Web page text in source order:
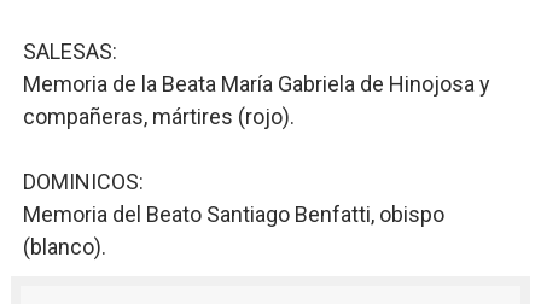
SALESAS:
Memoria de la Beata María Gabriela de Hinojosa y
compañeras, mártires (rojo).
DOMINICOS:
Memoria del Beato Santiago Benfatti, obispo
(blanco).